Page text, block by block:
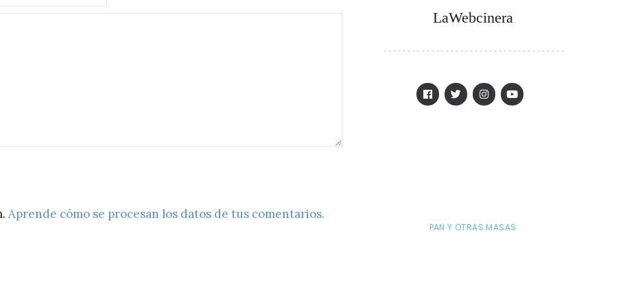
Aprende cómo se procesan los datos de tus comentarios.
LaWebcinera
PAN Y OTRAS MASAS